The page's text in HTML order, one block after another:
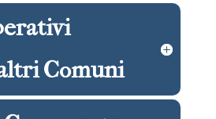
Comuni